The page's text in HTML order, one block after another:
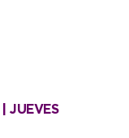
JUEVES